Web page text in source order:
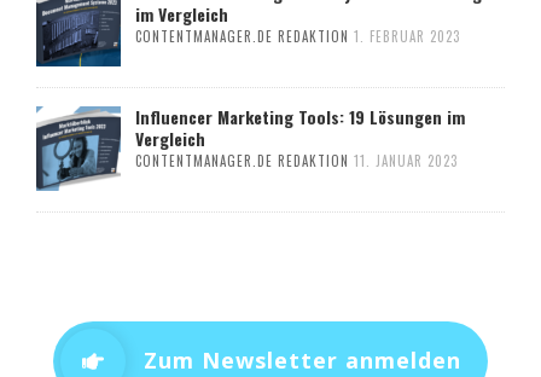
im Vergleich
CONTENTMANAGER.DE REDAKTION 1. FEBRUAR 2023
Influencer Marketing Tools: 19 Lösungen im
Vergleich
CONTENTMANAGER.DE REDAKTION 11. JANUAR 2023
Zum Newsletter anmelden